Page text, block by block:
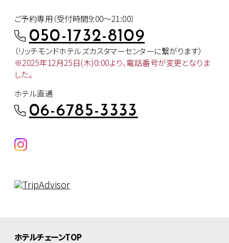
ご予約専用（受付時間9:00～21:00）
050-1732-8109
（リッチモンドホテルズカスタマーセンターに繋がります）
※2025年12月25日(木)0:00より、電話番号が変更となりま
した。
ホテル直通
06-6785-3333
ホテルチェーンTOP